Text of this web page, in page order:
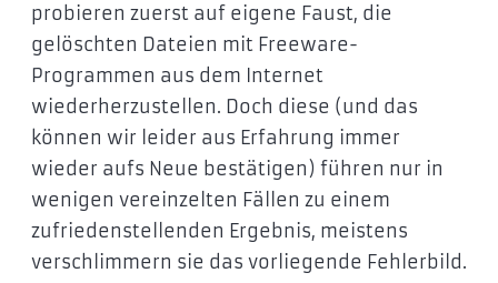
probieren zuerst auf eigene Faust, die
gelöschten Dateien mit Freeware-
Programmen aus dem Internet
wiederherzustellen. Doch diese (und das
können wir leider aus Erfahrung immer
wieder aufs Neue bestätigen) führen nur in
wenigen vereinzelten Fällen zu einem
zufriedenstellenden Ergebnis, meistens
verschlimmern sie das vorliegende Fehlerbild.